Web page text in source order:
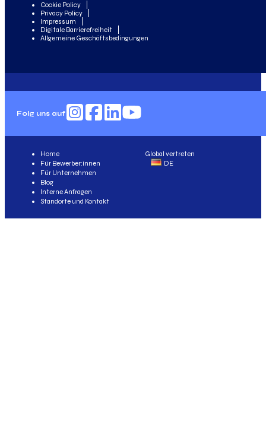
Cookie Policy
Privacy Policy
Impressum
Digitale Barrierefreiheit
Allgemeine Geschäftsbedingungen
Folg uns auf
Global vertreten
DE
Home
Für Bewerber:innen
Für Unternehmen
Blog
Interne Anfragen
Standorte und Kontakt